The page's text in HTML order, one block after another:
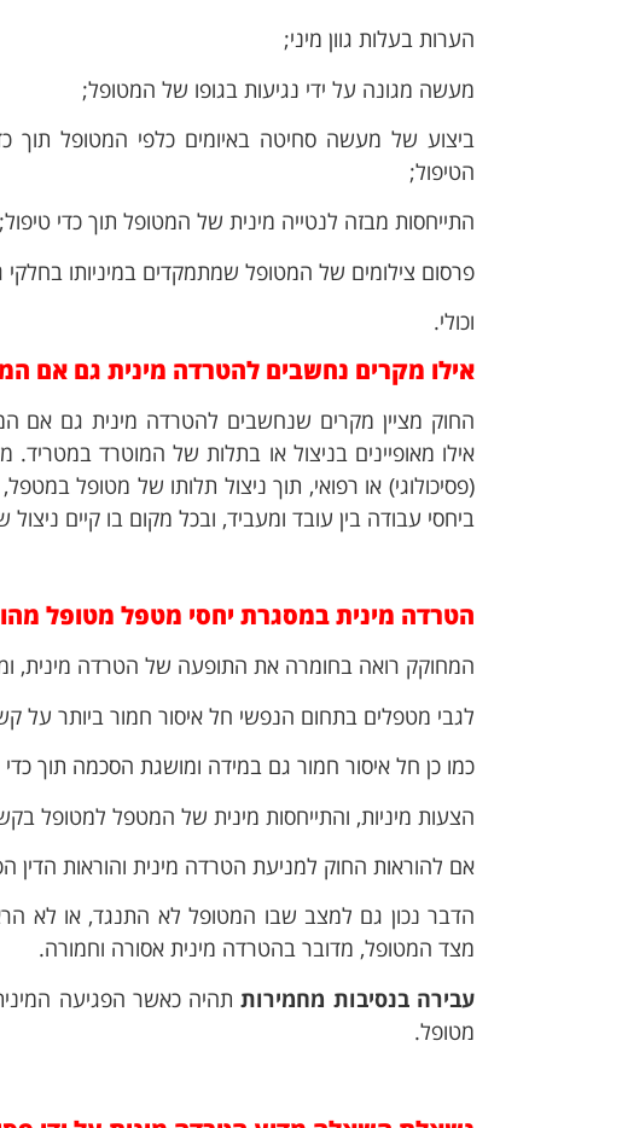
הערות בעלות גוון מיני;
מעשה מגונה על ידי נגיעות בגופו של המטופל;
ביצוע של מעשה סחיטה באיומים כלפי המטופל תוך
הטיפול;
התייחסות מבזה לנטייה מינית של המטופל תוך כדי טיפול;
פרסום צילומים של המטופל שמתמקדים במיניותו בחלקי
וכולי.
אילו מקרים נחשבים להטרדה מינית גם אם
החוק מציין מקרים שנחשבים להטרדה מינית גם אם
אילו מאופיינים בניצול או בתלות של המוטרד
(פסיכולוגי) או רפואי, תוך ניצול תלותו של מטופל
ביחסי עבודה בין עובד ומעביד, ובכל מקום בו קיים
הטרדה מינית במסגרת יחסי מטפל מטופל
המחוקק רואה בחומרה את התופעה של הטרדה מינית,
לגבי מטפלים בתחום הנפשי חל איסור חמור ביותר על
כמו כן חל איסור חמור גם במידה ומושגת הסכמה תוך כדי
הצעות מיניות, והתייחסות מינית של המטפל למטופל
אם להוראות החוק למניעת הטרדה מינית והוראות הדין
הדבר נכון גם למצב שבו המטופל לא התנגד, או לא
מצד המטופל, מדובר בהטרדה מינית אסורה וחמורה.
עבירה בנסיבות מחמירותתהיה כאשר הפגיעה
מטופל.